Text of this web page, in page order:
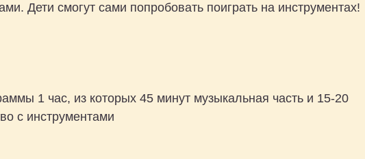
Дети смогут сами попробовать поиграть на инструментах!
1 час, из которых 45 минут музыкальная часть и 15-20
с инструментами